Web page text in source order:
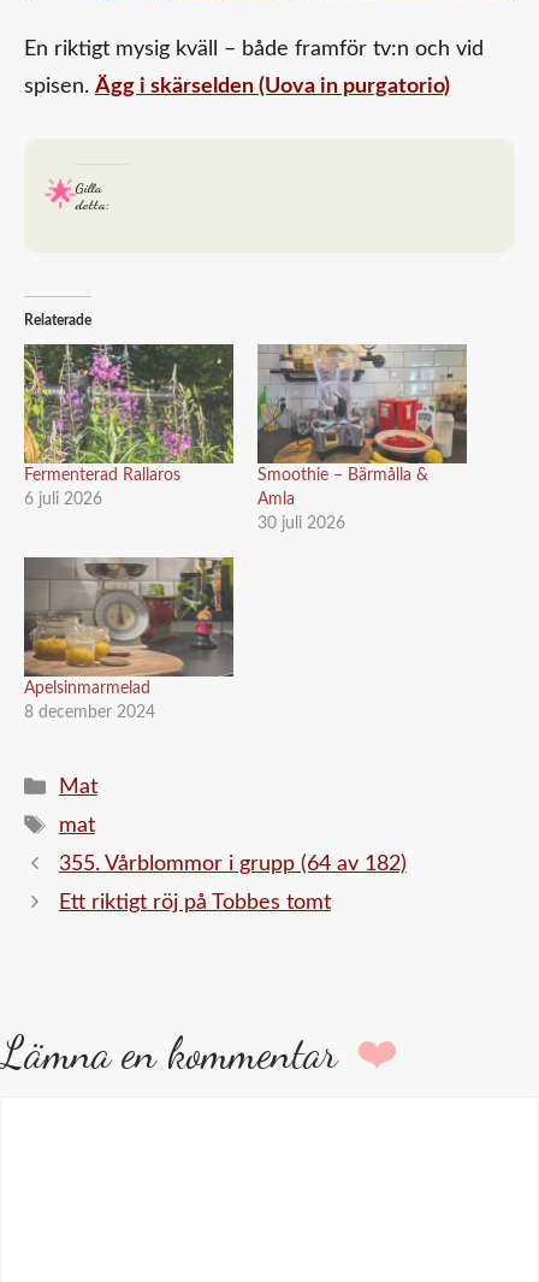
En riktigt mysig kväll – både framför tv:n och vid
spisen. Ägg i skärselden (Uova in purgatorio)
Gilla
detta:
Relaterade
Fermenterad Rallaros
6 juli 2026
Smoothie – Bärmålla &
Amla
30 juli 2026
Apelsinmarmelad
8 december 2024
Kategorier
Mat
Etiketter
mat
355. Vårblommor i grupp (64 av 182)
Ett riktigt röj på Tobbes tomt
Lämna en kommentar